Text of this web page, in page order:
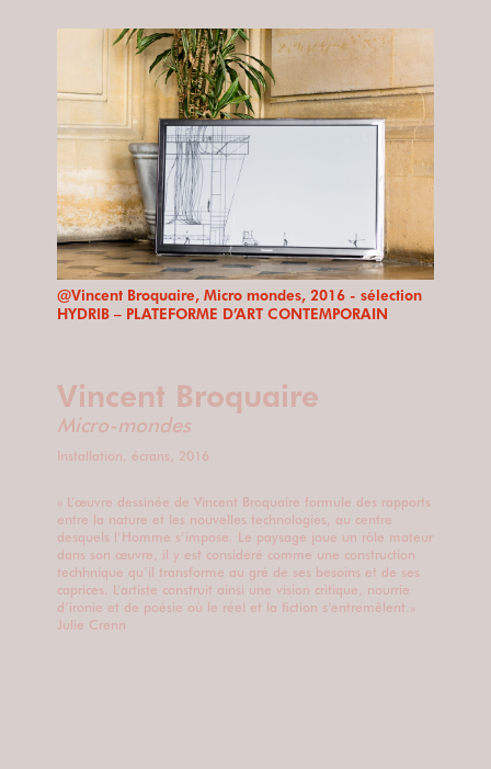
@Vincent Broquaire, Micro mondes, 2016 - sélection
HYDRIB – PLATEFORME D’ART CONTEMPORAIN
Vincent Broquaire
Micro-mondes
Installation, écrans, 2016
« L’œuvre dessinée de Vincent Broquaire formule des rapports
entre la nature et les nouvelles technologies, au centre
desquels l’Homme s’impose. Le paysage joue un rôle moteur
dans son œuvre, il y est considéré comme une construction
techhnique qu’il transforme au gré de ses besoins et de ses
caprices. L’artiste construit ainsi une vision critique, nourrie
d’ironie et de poésie où le réel et la fiction s’entremêlent.»
Julie Crenn